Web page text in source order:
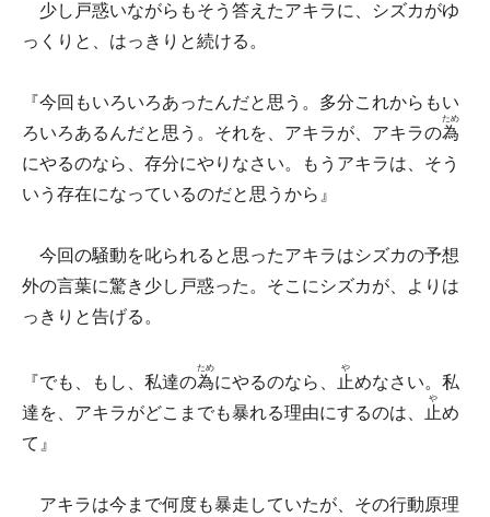
少し戸惑いながらもそう答えたアキラに、シズカがゆ
っくりと、はっきりと続ける。
『今回もいろいろあったんだと思う。多分これからもい
ろいろあるんだと思う。それを、アキラが、アキラの為
ため
にやるのなら、存分にやりなさい。もうアキラは、そう
いう存在になっているのだと思うから』
今回の騒動を叱られると思ったアキラはシズカの予想
外の言葉に驚き少し戸惑った。そこにシズカが、よりは
っきりと告げる。
『でも、もし、私達の為
ため
にやるのなら、 止
や
めなさい。私
達を、アキラがどこまでも暴れる理由にするのは、
止
や
め
て』
アキラは今まで何度も暴走していたが、その行動原理